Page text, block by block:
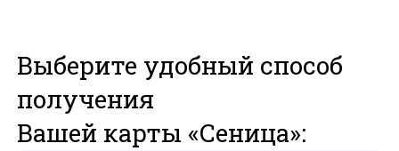
Выберите удобный способ
получения
Вашей карты «Сеница»: